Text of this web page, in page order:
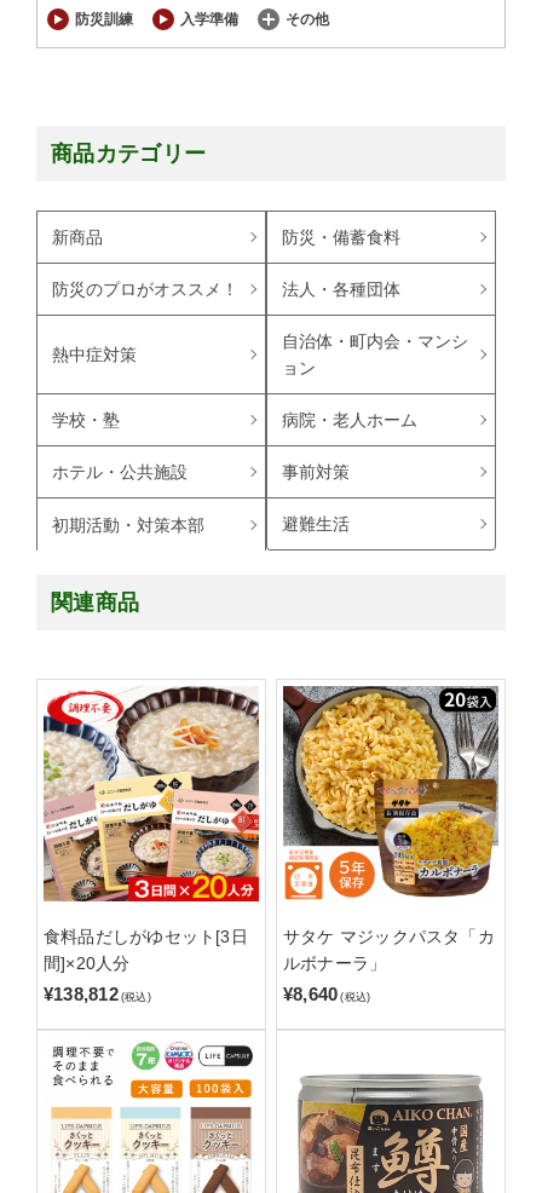
防災訓練 入学準備 その他
商品カテゴリー
新商品 防災・備蓄食料
防災のプロがオススメ！ 法人・各種団体
熱中症対策
自治体・町内会・マンシ
ョン
学校・塾 病院・老人ホーム
ホテル・公共施設 事前対策
初期活動・対策本部 避難生活
関連商品
食料品だしがゆセット[3日
間]×20人分
¥138,812 (税込)
サタケ マジックパスタ「カ
ルボナーラ」
¥8,640 (税込)